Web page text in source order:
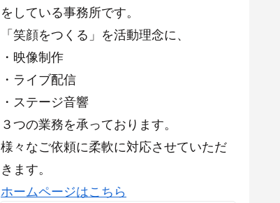
をしている事務所です。
「笑顔をつくる」を活動理念に、
・映像制作
・ライブ配信
・ステージ音響
３つの業務を承っております。
様々なご依頼に柔軟に対応させていただ
きます。
ホームページはこちら